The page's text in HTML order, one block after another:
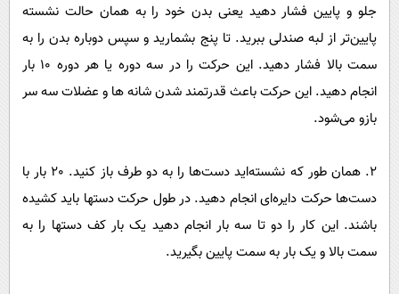
اجتماعی
حیات وحش
سیاست خارجی
جلو و پایین فشار دهید یعنی بدن خود را به همان حالت نشسته
پایین‌تر از لبه صندلی ببرید. تا پنج بشمارید و سپس دوباره بدن را به
سمت بالا فشار دهید. این حرکت را در سه دوره یا هر دوره 10 بار
انجام دهید. این حرکت باعث قدرتمند شدن شانه ها و عضلات سه سر
بازو می‌شود.
2. همان طور که نشسته‌اید دست‌ها را به دو طرف باز کنید. 20 بار با
دست‌ها حرکت دایره‌ای انجام دهید. در طول حرکت دستها باید کشیده
باشند. این کار را دو تا سه بار انجام دهید یک بار کف دستها را به
سمت بالا و یک بار به سمت پایین بگیرید.